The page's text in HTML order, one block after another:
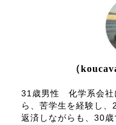
（
31歳男性 化学系会社
ら、苦学生を経験し
返済しながらも、30